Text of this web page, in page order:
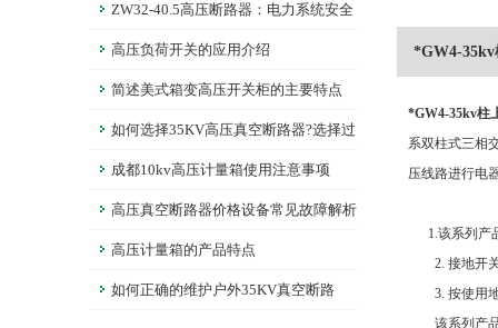
ZW32-40.5高压断路器：电力系统安全
的守护者
高压负荷开关的应用介绍
简述美式箱变高压开关柜的主要特点
如何选择35KV高压真空断路器?选择过
程中要注意哪些问题?
成都10kv高压计量箱使用注意事项
高压真空断路器价格设备常见故障解析
高压计量箱的产品特点
如何正确的维护户外35KV真空断路
*GW4-35kv
*GW4-35kv柱
系双柱式三相
压线路进行电
1.该系列产
2. 接地开关
3. 按使用地
该系列产品